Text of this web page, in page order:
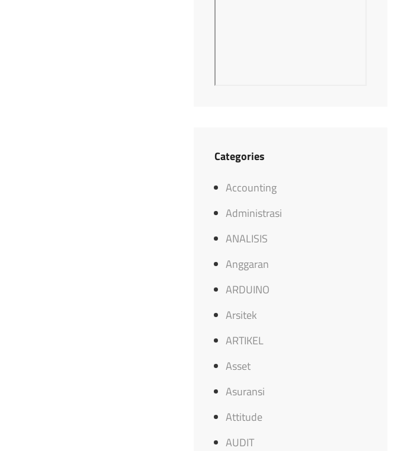
Categories
Accounting
Administrasi
ANALISIS
Anggaran
ARDUINO
Arsitek
ARTIKEL
Asset
Asuransi
Attitude
AUDIT